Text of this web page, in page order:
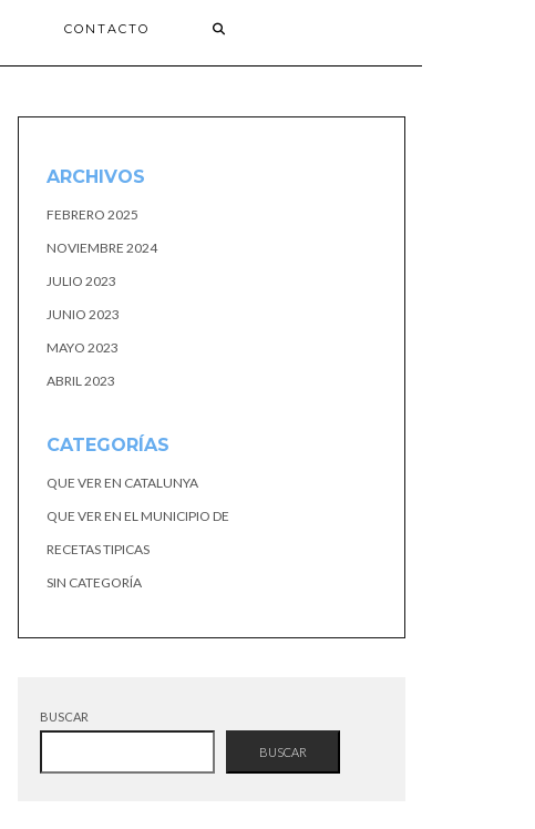
CONTACTO
ARCHIVOS
FEBRERO 2025
NOVIEMBRE 2024
JULIO 2023
JUNIO 2023
MAYO 2023
ABRIL 2023
CATEGORÍAS
QUE VER EN CATALUNYA
QUE VER EN EL MUNICIPIO DE
RECETAS TIPICAS
SIN CATEGORÍA
BUSCAR
BUSCAR